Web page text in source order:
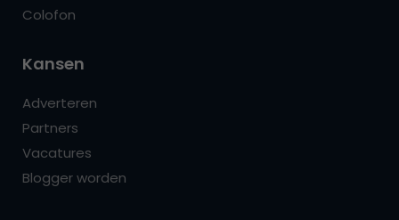
Colofon
Kansen
Adverteren
Partners
Vacatures
Blogger worden